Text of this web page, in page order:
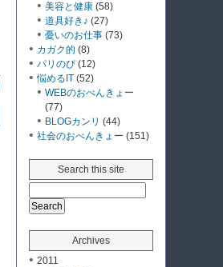
美容と健康 (58)
道具好き♪ (27)
憂いのお仕事 (73)
カガク的 (8)
パリのぴ(12)
悩めるIT (52)
WEBのおべんきょー
(77)
BLOGカンリ (44)
社会のおべんきょー (151)
Search this site
Archives
2011